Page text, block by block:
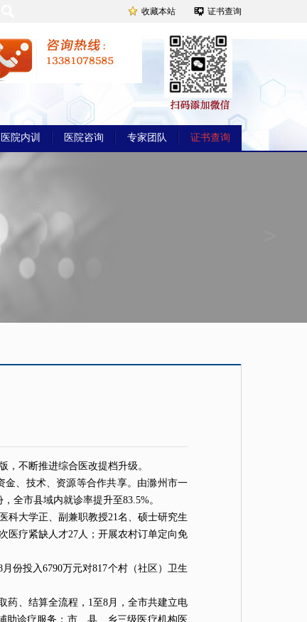
收藏本站 证书查询
医院内训 医院咨询 专家团队 证书查询
不断推进综合医改提档升级。
金、技术、资源等合作共享。由滁州市一
全市县域内就诊率提升至83.5%。
科大学正、副兼职教授21名、硕士研究生
医疗紧缺人才27人；开展农村订单定向免
份投入6790万元对817个村（社区）卫生
药、结算全流程，1至8月，全市共建立电
助诊疗服务；市、县、乡三级医疗机构医